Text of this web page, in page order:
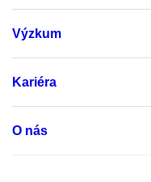
Výzkum
Kariéra
O nás